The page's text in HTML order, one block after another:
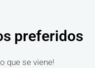
preferidos
que se viene!